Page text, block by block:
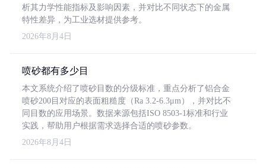
析其力学性能指标及影响因素，并对比不同状态下的金属
特性差异，为工业选材提供参考。
2026年8月4日
喷砂都有多少目
本文系统介绍了喷砂目数的分级标准，重点分析了铝合金
喷砂200目对应的表面粗糙度（Ra 3.2-6.3μm），并对比不
同目数的应用场景。数据来源包括ISO 8503-1标准和行业
实践，帮助用户根据需求选择合适的喷砂参数。
2026年8月4日